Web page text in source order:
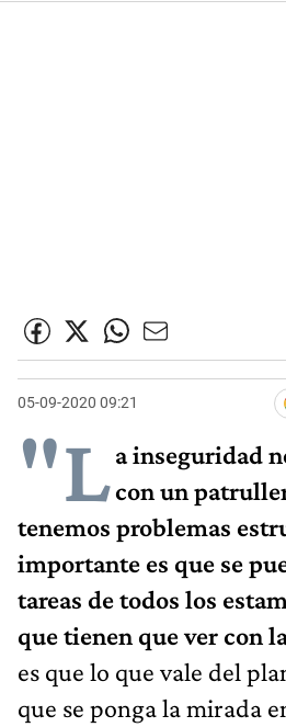
05-09-2020 09:21
"La inseguridad
con un
tenemos problemas
importante es que se
tareas de todos los
que tienen que ver con
es que lo que vale del
que se ponga la mirada